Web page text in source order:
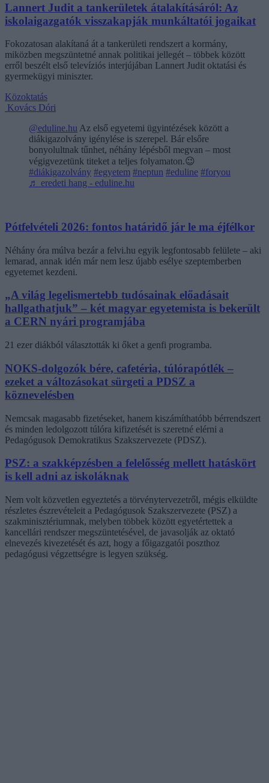
Lannert Judit a tankerületek átalakításáról: Az
iskolaigazgatók visszakapják munkáltatói jogaikat
Fokozatosan alakítaná át a tankerületi rendszert a kormány,
miközben megszüntetné annak politikai jellegét – többek között
erről beszélt első televíziós interjújában Lannert Judit oktatási és
gyermekügyi miniszter.
Közoktatás
Kovács Dóri
@eduline.hu Az első egyetemi ügyintézések között a
diákigazolvány igénylése is szerepel. Bár elsőre
bonyolultnak tűnhet, néhány lépésből megvan – most
végigvezetünk titeket a teljes folyamaton.😉
#diákigazolvány #egyetem #neptun #eduline #foryou
♬ eredeti hang - eduline.hu
Pótfelvételi 2026: fontos határidő jár le ma éjfélkor
Néhány óra múlva bezár a felvi.hu egyik legfontosabb felülete – aki
lemarad, annak idén már nem lesz újabb esélye szeptemberben
egyetemet kezdeni.
„A világ legelismertebb tudósainak előadásait
hallgathatjuk” – két magyar egyetemista is bekerült
a CERN nyári programjába
21 ezer diákból választották ki őket a genfi programba.
NOKS-dolgozók bére, cafetéria, túlórapótlék –
ezeket a változásokat sürgeti a PDSZ a
köznevelésben
Nemcsak magasabb fizetéseket, hanem kiszámíthatóbb bérrendszert
és minden ledolgozott túlóra kifizetését is szeretné elérni a
Pedagógusok Demokratikus Szakszervezete (PDSZ).
PSZ: a szakképzésben a felelősség mellett hatáskört
is kell adni az iskoláknak
Nem volt közvetlen egyeztetés a törvénytervezetről, mégis elküldte
részletes észrevételeit a Pedagógusok Szakszervezete (PSZ) a
szakminisztériumnak, melyben többek között egyetértettek a
kancellári rendszer megszüntetésével, de javasolják az oktató
elnevezés kivezetését és azt, hogy a főigazgatói poszthoz
pedagógusi végzettségre is legyen szükség.